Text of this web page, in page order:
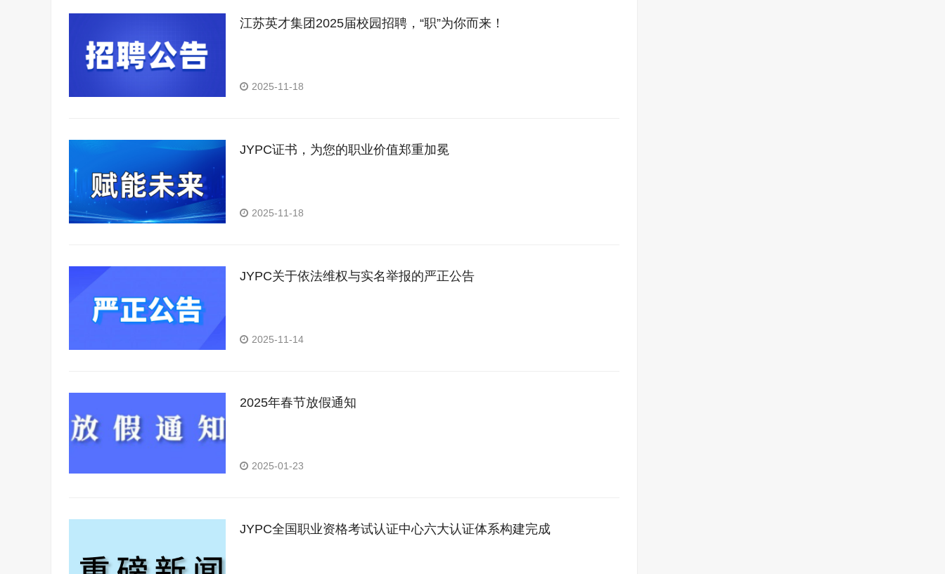
江苏英才集团2025届校园招聘，“职”为你而来！
2025-11-18
JYPC证书，为您的职业价值郑重加冕
2025-11-18
JYPC关于依法维权与实名举报的严正公告
2025-11-14
2025年春节放假通知
2025-01-23
JYPC全国职业资格考试认证中心六大认证体系构建完成